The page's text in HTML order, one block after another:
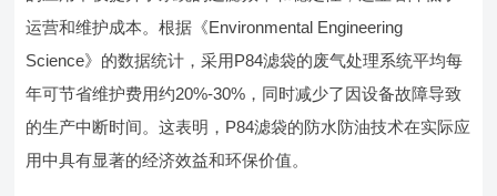
运营和维护成本。根据《Environmental Engineering
Science》的数据统计，采用P84滤袋的废气处理系统平均每
年可节省维护费用约20%-30%，同时减少了因设备故障导致
的生产中断时间。这表明，P84滤袋的防水防油技术在实际应
用中具有显著的经济效益和环保价值。